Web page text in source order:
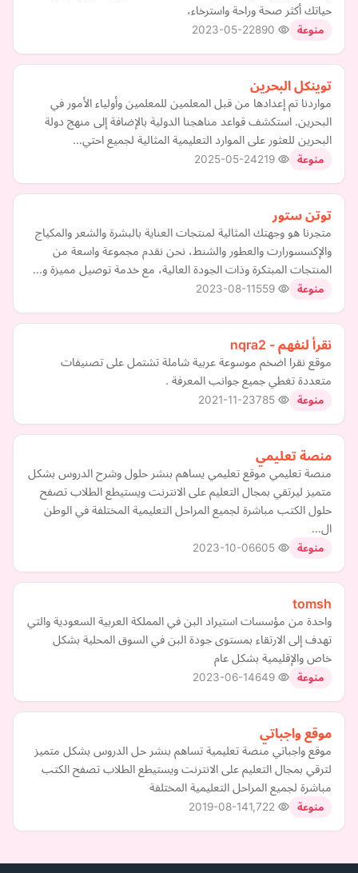
حياتك أكثر صحة وراحة واسترخاء،
منوعة 2023-05-22
توينكل البحرين
مواردنا تم إعدادها من قبل المعلمين للمعلمين وأولياء الأمور في
البحرين. استكشف قواعد مناهجنا الدولية بالإضافة إلى منهج دولة
البحرين للعثور على الموارد التعليمية المثالية لجميع احتي…
منوعة 2025-05-24
توتن ستور
متجرنا هو وجهتك المثالية لمنتجات العناية بالبشرة والشعر والمكياج
والإكسسورارت والعطور والشنط، نحن نقدم مجموعة واسعة من
المنتجات المبتكرة وذات الجودة العالية، مع خدمة توصيل مميزة و…
منوعة 2023-08-11
نقرأ لنفهم - nqra2
موقع نقرا اضخم موسوعة عربية شاملة تشتمل على تصنيفات
متعددة تغطي جميع جوانب المعرفة .
منوعة 2021-11-23
منصة تعليمي
منصة تعليمي موقع تعليمي يساهم بنشر حلول وشرح الدروس بشكل
متميز ليرتقي بمجال التعليم على الانترنت ويستيطع الطلاب تصفح
حلول الكتب مباشرة لجميع المراحل التعليمية المختلفة في الوطن
ال…
منوعة 2023-10-06
tomsh
واحدة من مؤسسات استيراد البن في المملكة العربية السعودية والتي
تهدف إلى الارتقاء بمستوى جودة البن في السوق المحلية بشكل
خاص والإقليمية بشكل عام
منوعة 2023-06-14
موقع واجباتي
موقع واجباتي منصة تعليمية تساهم بنشر حل الدروس بشكل متميز
لترقي بمجال التعليم على الانترنت ويستيطع الطلاب تصفح الكتب
مباشرة لجميع المراحل التعليمية المختلفة
منوعة 2019-08-14